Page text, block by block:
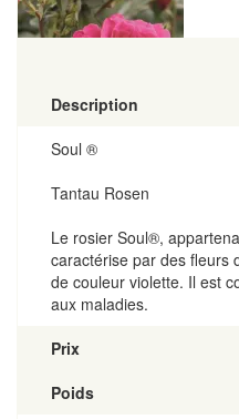
Description
Soul ®
Tantau Rosen
Le rosier Soul®,
caractérise par des fleurs
de couleur violette. Il est
aux maladies.
Prix
Poids